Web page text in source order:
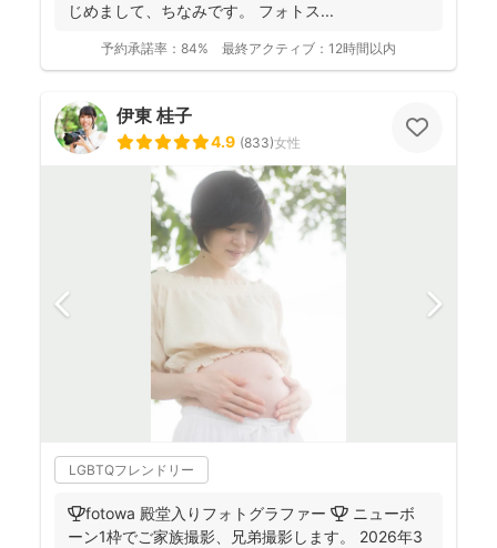
じめまして、ちなみです。 フォトス...
予約承諾率： 84% 最終アクティブ： 12時間以内
伊東 桂子
4.9 (833)女性
LGBTQフレンドリー
🏆fotowa 殿堂入りフォトグラファー 🏆 ニューボ
ーン1枠でご家族撮影、兄弟撮影します。 2026年3